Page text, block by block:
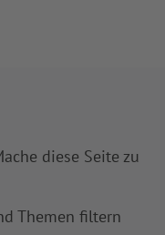
diese Seite zu
Themen filtern